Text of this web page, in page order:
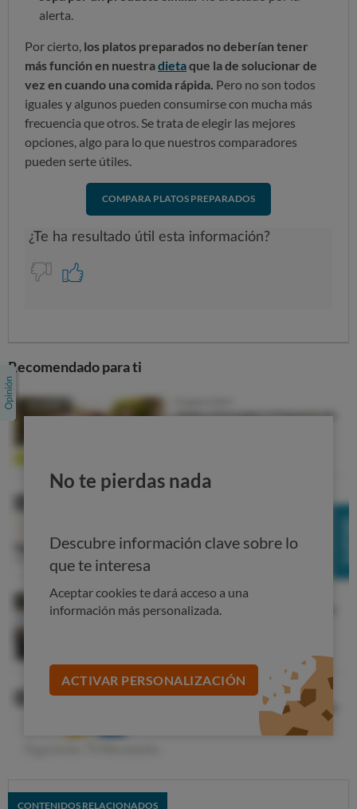
alerta.
Por cierto, los platos preparados no deberían tener
más función en nuestradietaque la de solucionar de
vez en cuando una comida rápida. Pero no son todos
iguales y algunos pueden consumirse con mucha más
frecuencia que otros. Se trata de elegir las mejores
opciones, algo para lo que nuestros comparadores
pueden serte útiles.
COMPARA PLATOS PREPARADOS
Recomendado para ti
No te pierdas nada
Descubre información clave sobre lo
que te interesa
Aceptar cookies te dará acceso a una
información más personalizada.
ACTIVAR PERSONALIZACIÓN
CONTENIDOS RELACIONADOS